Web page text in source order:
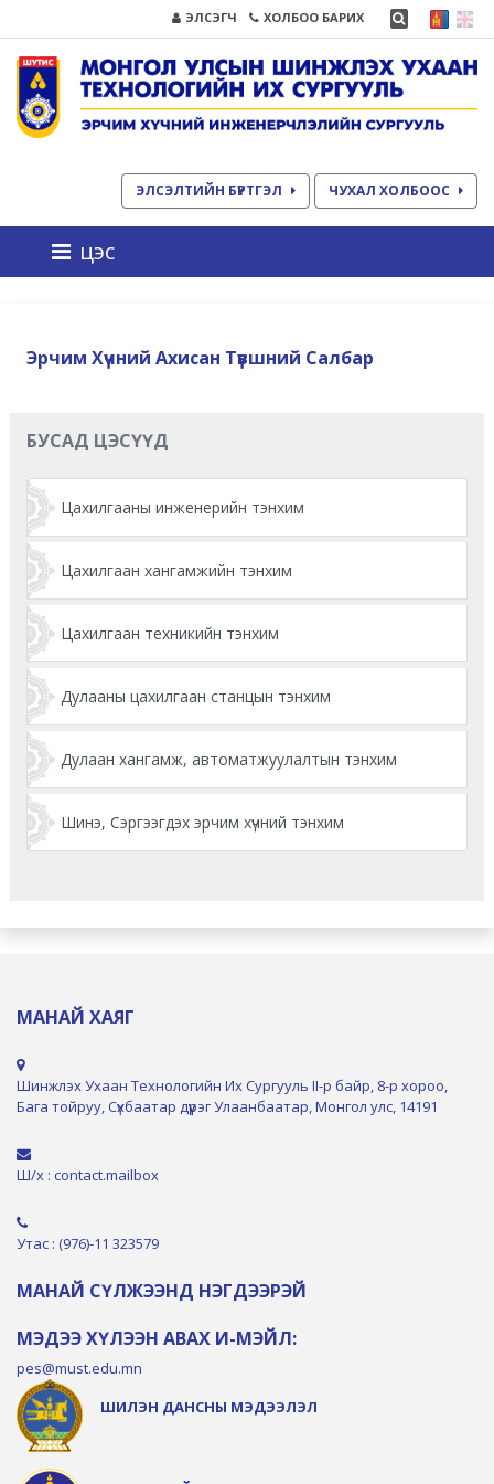
ЭЛСЭГЧ ХОЛБОО БАРИХ
ЭЛСЭЛТИЙН БҮРТГЭЛ ЧУХАЛ ХОЛБООС
цэс
Эрчим Хүчний Ахисан Түвшний Салбар
БУСАД ЦЭСҮҮД
Цахилгааны инженерийн тэнхим
Цахилгаан хангамжийн тэнхим
Цахилгаан техникийн тэнхим
Дулааны цахилгаан станцын тэнхим
Дулаан хангамж, автоматжуулалтын тэнхим
Шинэ, Сэргээгдэх эрчим хүчний тэнхим
МАНАЙ ХАЯГ
Шинжлэх Ухаан Технологийн Их Сургууль II-р байр, 8-р хороо,
Бага тойруу, Сүхбаатар дүүрэг Улаанбаатар, Монгол улс, 14191
Ш/х : contact.mailbox
Утас : (976)-11 323579
МАНАЙ СҮЛЖЭЭНД НЭГДЭЭРЭЙ
МЭДЭЭ ХҮЛЭЭН АВАХ И-МЭЙЛ:
pes@must.edu.mn
ШИЛЭН ДАНСНЫ МЭДЭЭЛЭЛ